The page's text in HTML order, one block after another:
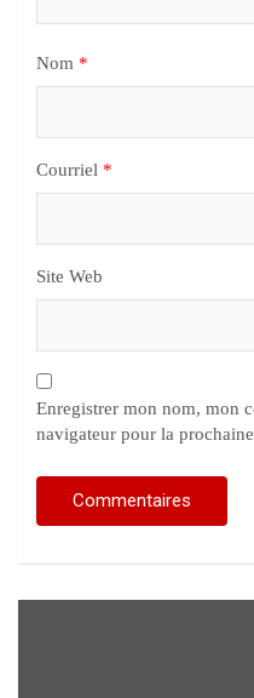
Nom *
Courriel *
Site Web
Enregistrer mon nom, mon
navigateur pour la